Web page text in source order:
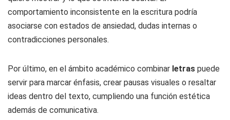
comportamiento inconsistente en la escritura podría
asociarse con estados de ansiedad, dudas internas o
contradicciones personales.
Por último, en el ámbito académico combinar letras puede
servir para marcar énfasis, crear pausas visuales o resaltar
ideas dentro del texto, cumpliendo una función estética
además de comunicativa.